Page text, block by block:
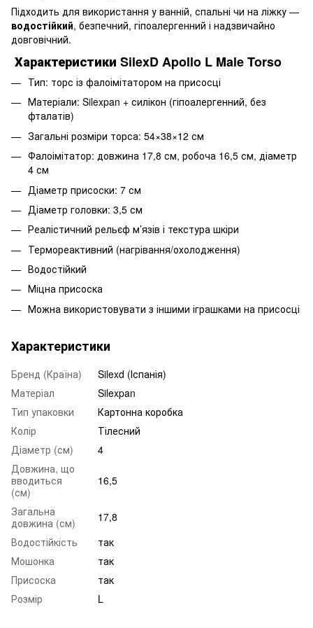
Підходить для використання у ванній, спальні чи на ліжку —
водостійкий, безпечний, гіпоалергенний і надзвичайно
довговічний.
Характеристики SilexD Apollo L Male Torso
Тип: торс із фалоімітатором на присосці
Матеріали: Silexpan + силікон (гіпоалергенний, без
фталатів)
Загальні розміри торса: 54×38×12 см
Фалоімітатор: довжина 17,8 см, робоча 16,5 см, діаметр
4 см
Діаметр присоски: 7 см
Діаметр головки: 3,5 см
Реалістичний рельєф м’язів і текстура шкіри
Термореактивний (нагрівання/охолодження)
Водостійкий
Міцна присоска
Можна використовувати з іншими іграшками на присосці
Характеристики
Бренд (Країна)
Silexd (Іспанія)
Матеріал
Silexpan
Тип упаковки
Картонна коробка
Колір
Тілесний
Діаметр (см)
4
Довжина, що
вводиться
(см)
16,5
Загальна
довжина (см)
17,8
Водостійкість
так
Мошонка
так
Присоска
так
Розмір
L